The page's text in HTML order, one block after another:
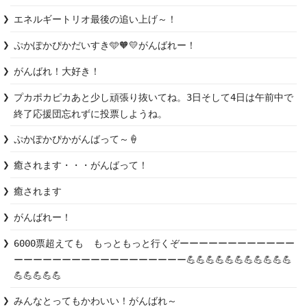
エネルギートリオ最後の追い上げ～！
ぷかぽかぴかだいすき🩵🧡💛がんばれー！
がんばれ！大好き！
プカポカピカあと少し頑張り抜いてね。3日そして4日は午前中で
終了応援団忘れずに投票しようね。
ぷかぽかぴかがんばって～🍦
癒されます・・・がんばって！
癒されます
がんばれー！
6000票超えても　もっともっと行くぞーーーーーーーーーーーー
ーーーーーーーーーーーーーーーーーー💪💪💪💪💪💪💪💪💪💪💪
💪💪💪💪💪
みんなとってもかわいい！がんばれ～